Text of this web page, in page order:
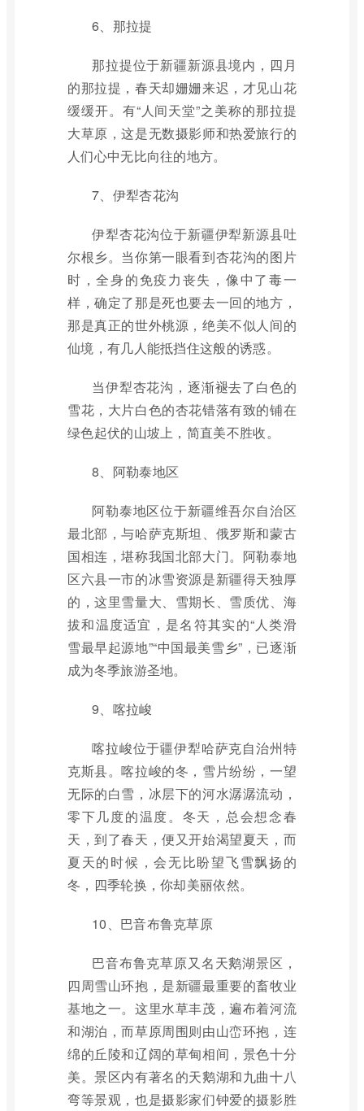
6、那拉提
那拉提位于新疆新源县境内，四月
的那拉提，春天却姗姗来迟，才见山花
缓缓开。有“人间天堂”之美称的那拉提
大草原，这是无数摄影师和热爱旅行的
人们心中无比向往的地方。
7、伊犁杏花沟
伊犁杏花沟位于新疆伊犁新源县吐
尔根乡。当你第一眼看到杏花沟的图片
时，全身的免疫力丧失，像中了毒一
样，确定了那是死也要去一回的地方，
那是真正的世外桃源，绝美不似人间的
仙境，有几人能抵挡住这般的诱惑。
当伊犁杏花沟，逐渐褪去了白色的
雪花，大片白色的杏花错落有致的铺在
绿色起伏的山坡上，简直美不胜收。
8、阿勒泰地区
阿勒泰地区位于新疆维吾尔自治区
最北部，与哈萨克斯坦、俄罗斯和蒙古
国相连，堪称我国北部大门。阿勒泰地
区六县一市的冰雪资源是新疆得天独厚
的，这里雪量大、雪期长、雪质优、海
拔和温度适宜，是名符其实的“人类滑
雪最早起源地”“中国最美雪乡”，已逐渐
成为冬季旅游圣地。
9、喀拉峻
喀拉峻位于疆伊犁哈萨克自治州特
克斯县。喀拉峻的冬，雪片纷纷，一望
无际的白雪，冰层下的河水潺潺流动，
零下几度的温度。冬天，总会想念春
天，到了春天，便又开始渴望夏天，而
夏天的时候，会无比盼望飞雪飘扬的
冬，四季轮换，你却美丽依然。
10、巴音布鲁克草原
巴音布鲁克草原又名天鹅湖景区，
四周雪山环抱，是新疆最重要的畜牧业
基地之一。这里水草丰茂，遍布着河流
和湖泊，而草原周围则由山峦环抱，连
绵的丘陵和辽阔的草甸相间，景色十分
美。景区内有著名的天鹅湖和九曲十八
弯等景观，也是摄影家们钟爱的摄影胜